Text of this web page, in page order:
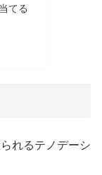
てる
れるテノデーシ